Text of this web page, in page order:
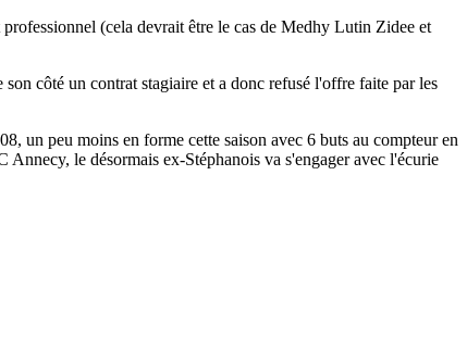
(cela devrait être le cas de Medhy Lutin Zidee et
côté un contrat stagiaire et a donc refusé l'offre faite par les
un peu moins en forme cette saison avec 6 buts au compteur en
le désormais ex-Stéphanois va s'engager avec l'écurie